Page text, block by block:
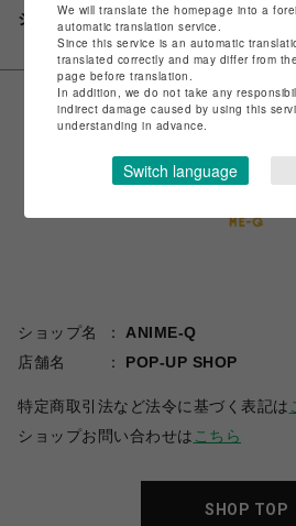
シェアする
ショップ名
ANIME-Q
店舗名
POP-UP SHOP
特定商取引法など法令に基づく表記は
ショップお問い合わせは こちら
SHOP TOP
We will translate the homepage into a
automatic translation service.
Since this service is an automatic
translated correctly and may differ from
page before translation.
In addition, we do not take any
indirect damage caused by using this
understanding in advance.
Switch language